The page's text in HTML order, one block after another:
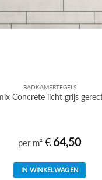
BADKAMERTEGELS
Concrete licht grijs
per m² €64,50
IN WINKELWAGEN